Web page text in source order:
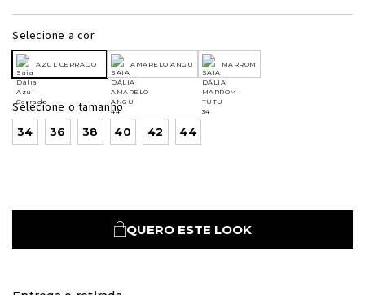
Selecione a cor
AZUL CERRADO AMARELO ANGU MARROM
Selecione o tamanho
34 36 38 40 42 44
QUERO ESTE LOOK